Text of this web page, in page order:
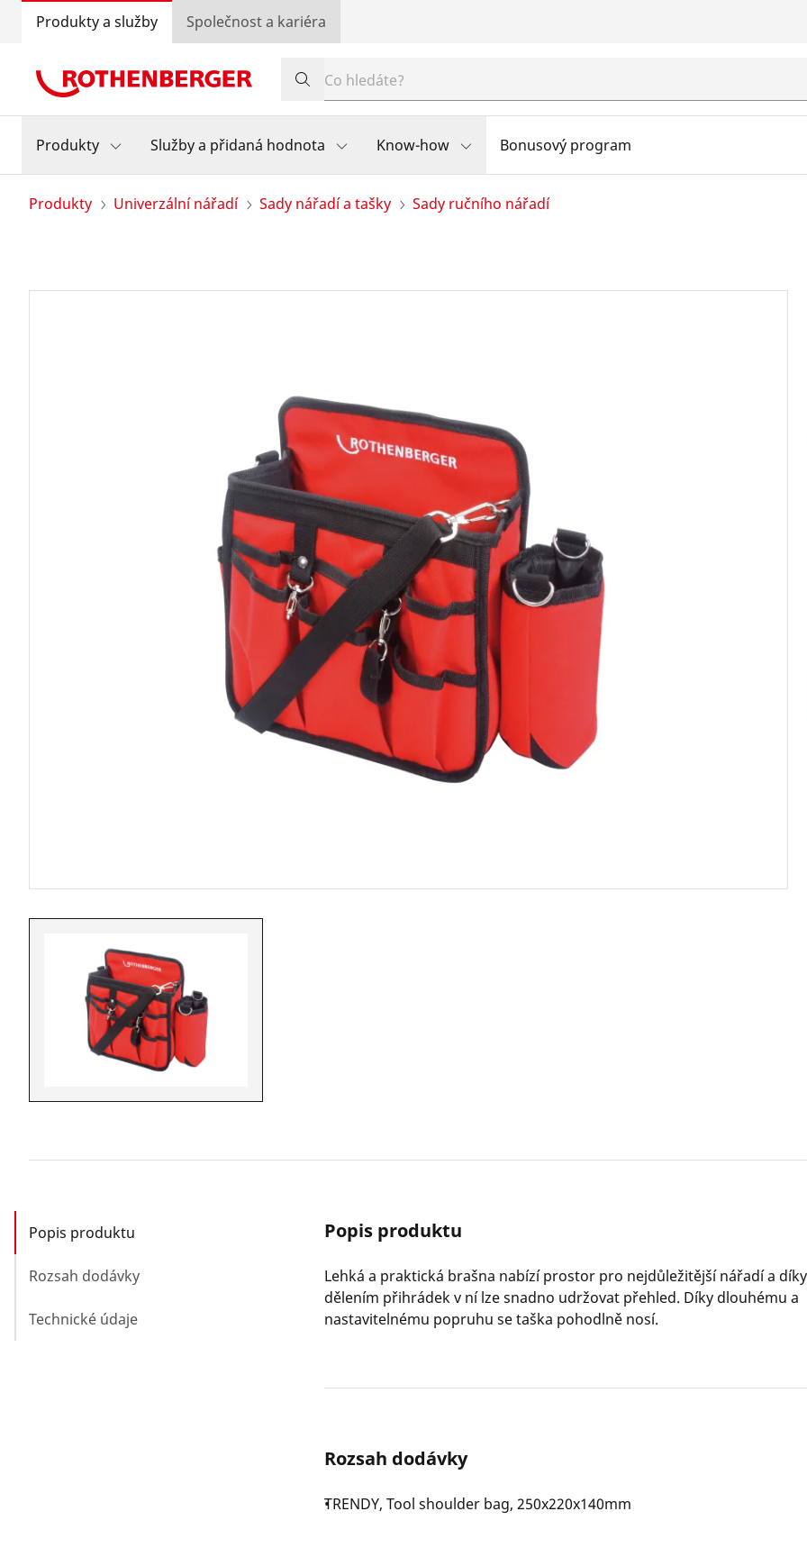
Produkty a služby Společnost a kariéra
Produkty Služby a přidaná hodnota Know-how Bonusový program
Produkty Univerzální nářadí Sady nářadí a tašky Sady ručního nářadí
Popis produktu
Rozsah dodávky
Technické údaje
Popis produktu
Lehká a praktická brašna nabízí prostor pro nejdůležitější nářadí a
dělením přihrádek v ní lze snadno udržovat přehled. Díky dlouhému a
nastavitelnému popruhu se taška pohodlně nosí.
Rozsah dodávky
TRENDY, Tool shoulder bag, 250x220x140mm